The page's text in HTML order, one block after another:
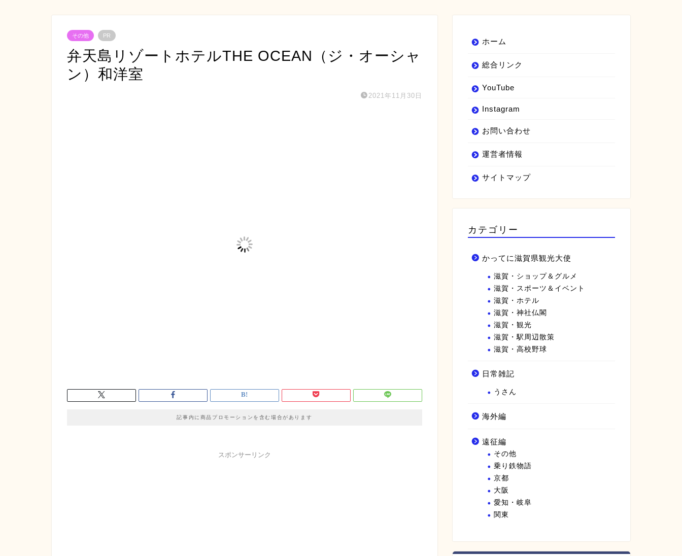
その他 PR
弁天島リゾートホテルTHE OCEAN（ジ・オーシャ
ン）和洋室
2021年11月30日
記事内に商品プロモーションを含む場合があります
スポンサーリンク
ホーム
総合リンク
YouTube
Instagram
お問い合わせ
運営者情報
サイトマップ
カテゴリー
かってに滋賀県観光大使
滋賀・ショップ＆グルメ
滋賀・スポーツ＆イベント
滋賀・ホテル
滋賀・神社仏閣
滋賀・観光
滋賀・駅周辺散策
滋賀・高校野球
日常雑記
うさん
海外編
遠征編
その他
乗り鉄物語
京都
大阪
愛知・岐阜
関東